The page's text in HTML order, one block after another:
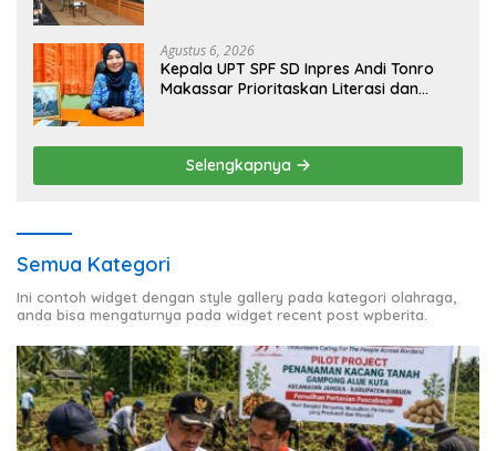
Agustus 6, 2026
Kepala UPT SPF SD Inpres Andi Tonro
Makassar Prioritaskan Literasi dan
Selengkapnya
Semua Kategori
Ini contoh widget dengan style gallery pada kategori olahraga,
anda bisa mengaturnya pada widget recent post wpberita.